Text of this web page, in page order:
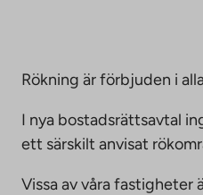
Rökning är förbjuden i
I nya bostadsrättsavtal
ett särskilt anvisat
Vissa av våra